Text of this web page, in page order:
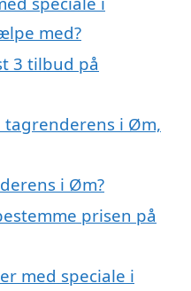
med?
3 tilbud på
tagrenderens i Øm,
i Øm?
prisen på
med speciale i